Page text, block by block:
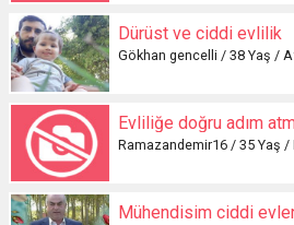
Dürüst ve ciddi evlilik
Gökhan gencelli / 38 Yaş /
Evliliğe doğru adım
Ramazandemir16 / 35 Yaş /